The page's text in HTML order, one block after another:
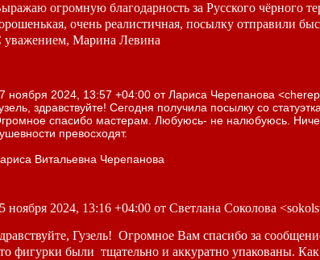
огромную благодарность за Русского чёрного
очень реалистичная, посылку отправили
уважением, Марина Левина
ноября 2024, 13:57 +04:00 от Лариса Черепанова
здравствуйте! Сегодня получила посылку со
спасибо мастерам. Любуюсь- не налюбуюсь.
превосходят.
Витальевна Черепанова
ноября 2024, 13:16 +04:00 от Светлана Соколова
Гузель! Огромное Вам спасибо за
фигурки были тщательно и аккуратно упакованы.